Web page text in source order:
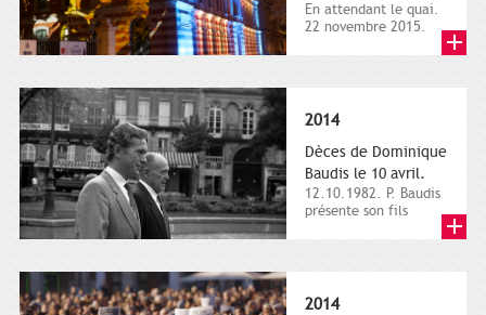
En attendant le quai.
22 novembre 2015.
2014
Dèces de Dominique
Baudis le 10 avril.
12.10.1982. P. Baudis
présente son fils
2014